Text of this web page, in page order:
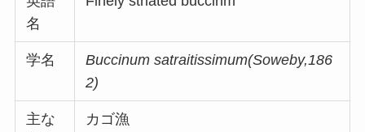
名
学名
Buccinum satraitissimum(Soweby,186
2)
主な
カゴ漁